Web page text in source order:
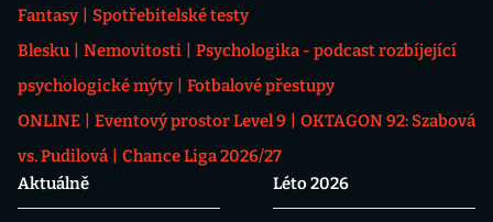
Fantasy
Spotřebitelské testy
Blesku
Nemovitosti
Psychologika - podcast rozbíjející
psychologické mýty
Fotbalové přestupy
ONLINE
Eventový prostor Level 9
OKTAGON 92: Szabová
vs. Pudilová
Chance Liga 2026/27
Aktuálně
Léto 2026